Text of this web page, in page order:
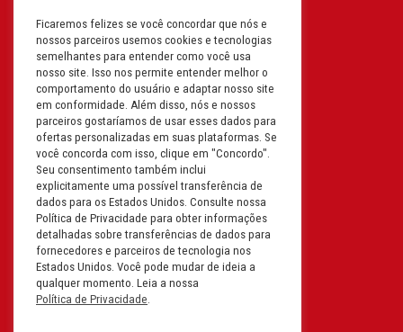
Filial: Av. Odila Chaves Rodrigues,
1277
Parque industrial RM - Condomínio
Therapark - Jundiaí - São Paulo
CEP: 13.213-087 | CNPJ:
61.193.496/0018-08
I.E: 407.642.800.114
Filial: Rua em Projeto G, 728 – Letra A
B C D
Tabuleiro do Martins – Maceió -
Alagoas
CEP. 57081-036 | CNPJ:
61.193.496/0014-76
Ficaremos felizes se você concordar que nós e
nossos parceiros usemos cookies e tecnologias
semelhantes para entender como você usa
nosso site. Isso nos permite entender melhor o
comportamento do usuário e adaptar nosso site
em conformidade. Além disso, nós e nossos
parceiros gostaríamos de usar esses dados para
ofertas personalizadas em suas plataformas. Se
você concorda com isso, clique em "Concordo".
Seu consentimento também inclui
explicitamente uma possível transferência de
dados para os Estados Unidos. Consulte nossa
Política de Privacidade para obter informações
detalhadas sobre transferências de dados para
fornecedores e parceiros de tecnologia nos
Estados Unidos. Você pode mudar de ideia a
qualquer momento. Leia a nossa
Política de Privacidade.